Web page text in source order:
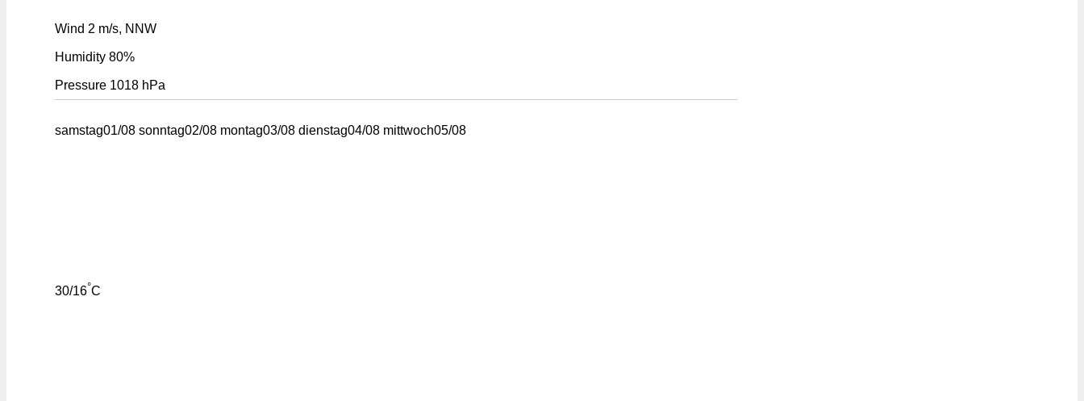
Wind 2 m/s, NNW
Humidity 80%
Pressure 1018 hPa
samstag01/08 sonntag02/08 montag03/08 dienstag04/08 mittwoch05/08
30/16°C